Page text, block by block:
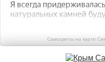
Самоцветы на карте